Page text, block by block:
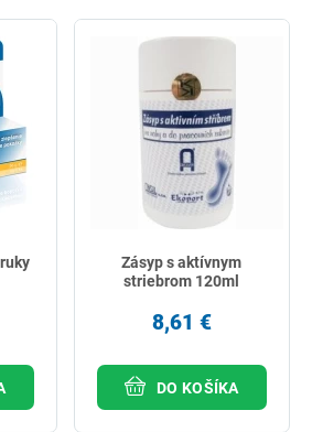
Zásyp s aktívnym
striebrom 120ml
8,61 €
DO KOŠÍKA